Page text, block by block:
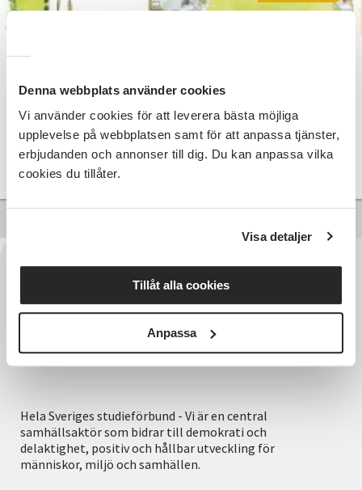
Denna webbplats använder cookies
Vi använder cookies för att leverera bästa möjliga
upplevelse på webbplatsen samt för att anpassa tjänster,
erbjudanden och annonser till dig. Du kan anpassa vilka
cookies du tillåter.
Visa detaljer
Tillåt alla cookies
Anpassa
Malmö
ons 2026-10-21
17:30
4 Tillfällen
Läs mer och anmäl
Hela Sveriges studieförbund - Vi är en central
samhällsaktör som bidrar till demokrati och
delaktighet, positiv och hållbar utveckling för
människor, miljö och samhällen.